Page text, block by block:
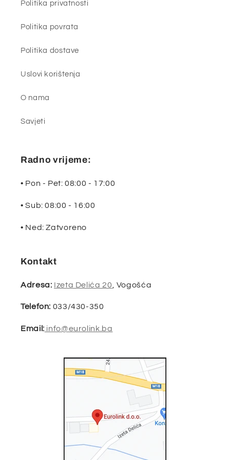
Politika privatnosti
Politika povrata
Politika dostave
Uslovi korištenja
O nama
Savjeti
Radno vrijeme:
• Pon - Pet: 08:00 - 17:00
• Sub: 08:00 - 16:00
• Ned: Zatvoreno
Kontakt
Adresa: Izeta Delića 20 , Vogošća
Telefon: 033/430-350
Email: info@eurolink.ba